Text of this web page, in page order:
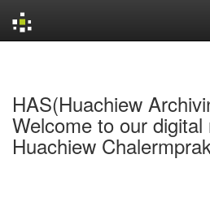
HAS(Huachiew
Welcome to our
Huachiew